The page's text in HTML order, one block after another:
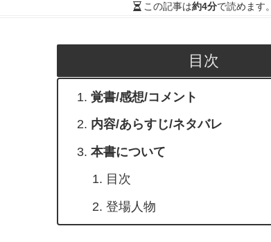
この記事は約4分で読めます。
目次
覚書/感想/コメント
内容/あらすじ/ネタバレ
本書について
目次
登場人物